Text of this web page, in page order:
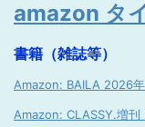
amazon タ
書籍（雑誌等）
Amazon: BAILA 2026
Amazon: CLASSY.増